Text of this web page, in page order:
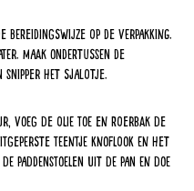
bereidingswijze op de verpakking.
Maak ondertussen de
snipper het sjalotje.
voeg de olie toe en roerbak de
teentje knoflook en het
paddenstoelen uit de pan en doe